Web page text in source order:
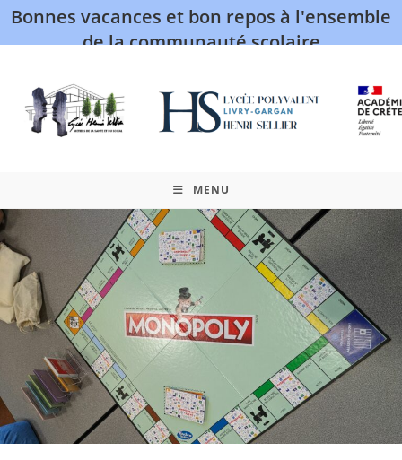
Bonnes vacances et bon repos à l'ensemble
de la communauté scolaire
MENU